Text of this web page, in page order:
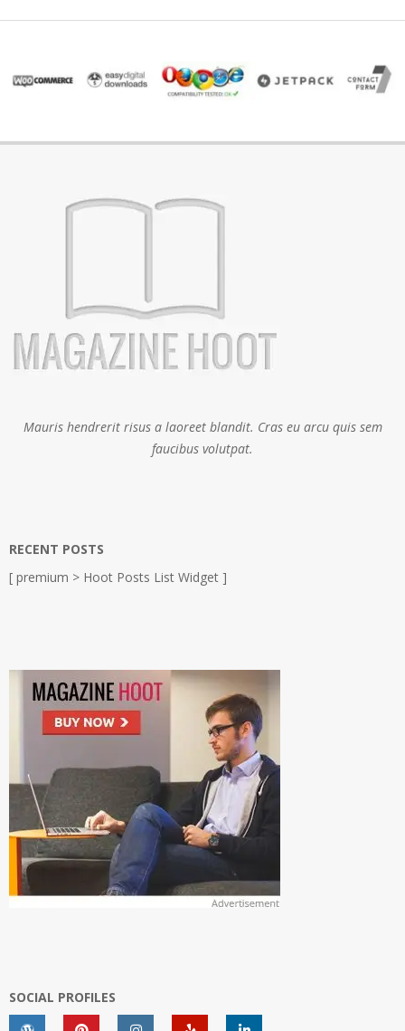
Mauris hendrerit risus a laoreet blandit. Cras eu arcu quis sem
faucibus volutpat.
RECENT POSTS
[ premium > Hoot Posts List Widget ]
SOCIAL PROFILES